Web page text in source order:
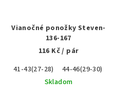
45-47(30-31)
Vianočné ponožky Steven-
136-167
116 Kč/ pár
41-43(27-28)
44-46(29-30)
Skladom